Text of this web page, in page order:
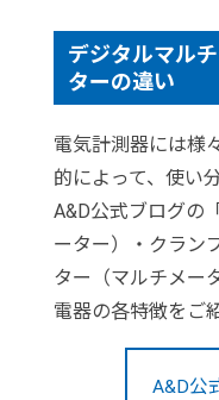
デジタルマル
ターの違い
電気計測器には様
的によって、使い
A&D公式ブログの
ーター）・クラン
ター（マルチメー
電器の各特徴をご
A&D公